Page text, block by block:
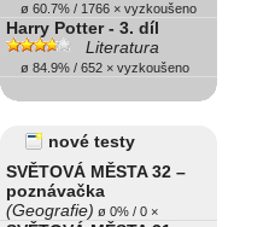
ø 60.7% / 1766 × vyzkoušeno
Harry Potter - 3. díl
Literatura
ø 84.9% / 652 × vyzkoušeno
nové testy
SVĚTOVÁ MĚSTA 32 –
poznávačka
(Geografie) ø 0% / 0 ×